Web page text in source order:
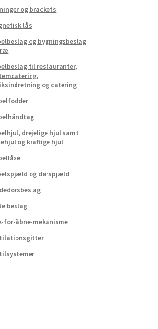
og brackets
lås
og bygningsbeslag
til restauranter,
og catering
drejelige hjul samt
og kraftige hjul
og dørspjæld
beslag
for-åbne-mekanisme